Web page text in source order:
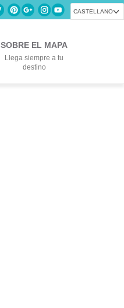
CASTELLANO
SOBRE EL MAPA
Llega siempre a tu
destino